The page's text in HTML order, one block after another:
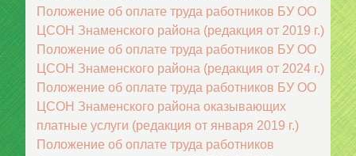
Положение об оплате труда работников БУ ОО
ЦСОН Знаменского района (редакция от 2019 г.)
Положение об оплате труда работников БУ ОО
ЦСОН Знаменского района (редакция от 2024 г.)
Положение об оплате труда работников БУ ОО
ЦСОН Знаменского района оказывающих
платные услуги (редакция от января 2019 г.)
Положение об оплате труда работников